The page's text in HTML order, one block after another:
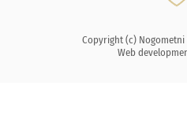
Copyright (c) Nogometni
Web